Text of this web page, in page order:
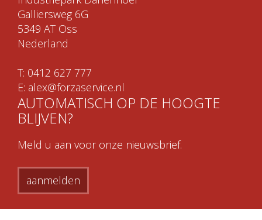
Galliersweg 6G
5349 AT Oss
Nederland
T: 0412 627 777
E: alex@forzaservice.nl
AUTOMATISCH OP DE HOOGTE
BLIJVEN?
Meld u aan voor onze nieuwsbrief.
aanmelden